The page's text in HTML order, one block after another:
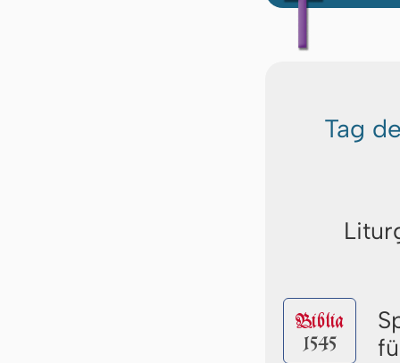
Tag
Biblia
1545